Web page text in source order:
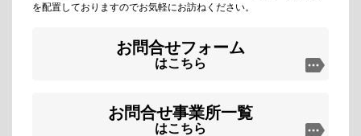
を配置しておりますのでお気軽にお訪ねください。
お問合せフォーム
はこちら
お問合せ事業所一覧
はこちら